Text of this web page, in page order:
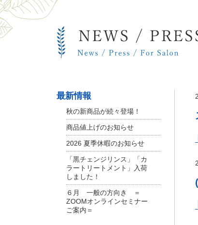
最新情報
秋の新商品が続々登場！
商品値上げのお知らせ
2026 夏季休暇のお知らせ
「黒チェンジリンス」「カ
ラートリートメント」入荷
しました！
６月 一般の方向き ＝
ZOOMオンラインセミナー
ご案内＝